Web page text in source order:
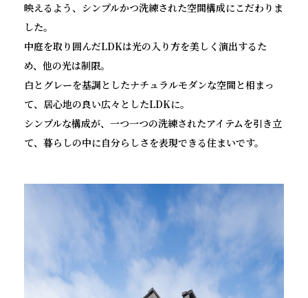
映えるよう、シンプルかつ洗練された空間構成にこだわりま
した。
中庭を取り囲んだLDKは光の入り方を美しく演出するた
め、他の光は制限。
白とグレーを基調としたナチュラルモダンな空間と相まっ
て、居心地の良い広々としたLDKに。
シンプルな構成が、一つ一つの洗練されたアイテムを引き立
て、暮らしの中に自分らしさを表現できる住まいです。